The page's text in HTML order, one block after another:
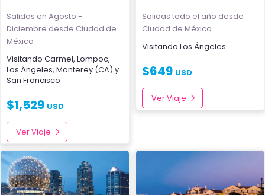
Salidas en Agosto -
Diciembre desde Ciudad de
México
Visitando Carmel, Lompoc,
Los Ángeles, Monterey (CA) y
San Francisco
$1,529 USD
Ver Viaje
Salidas todo el año desde
Ciudad de México
Visitando Los Ángeles
$649 USD
Ver Viaje